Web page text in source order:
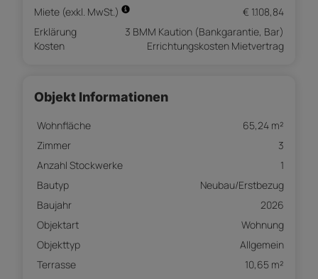
Miete (exkl. MwSt.)
€ 1.108,84
Erklärung
Kosten
3 BMM Kaution (Bankgarantie, Bar)
Errichtungskosten Mietvertrag
Objekt Informationen
Wohnfläche
65,24 m²
Zimmer
3
Anzahl Stockwerke
1
Bautyp
Neubau/Erstbezug
Baujahr
2026
Objektart
Wohnung
Objekttyp
Allgemein
Terrasse
10,65 m²